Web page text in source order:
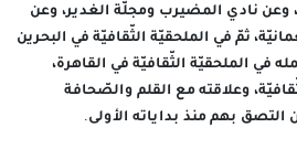
وعن نادي المضيرب ومجلّة الغدير، وعن
ثمّ في الملحقيّة الثّقافيّة في البحرين
في الملحقيّة الثّقافيّة في القاهرة،
وعلاقته مع القلم والصّحافة
التصق بهم منذ بداياته الأولى.